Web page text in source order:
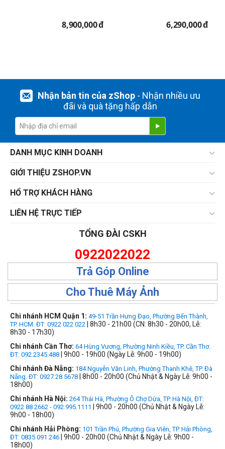
8,900,000đ 6,290,000đ
Nhận bản tin của zShop- Nhận nhiều ưu
đãi và quà tặng hấp dẫn
DANH MỤC KINH DOANH
GIỚI THIỆU ZSHOP.VN
HỔ TRỢ KHÁCH HÀNG
LIÊN HỆ TRỰC TIẾP
TỔNG ĐÀI CSKH
0922022022
Trả Góp Online
Cho Thuê Máy Ảnh
Chi nhánh HCM Quận 1: 49-51 Trần Hưng Đạo, Phường Bến Thành,
TP. HCM. ĐT: 0922 022 022 | 8h30 - 21h00 (CN: 8h30 - 20h00, Lễ:
8h30 - 17h30)
Chi nhánh Cần Thơ: 64 Hùng Vương, Phường Ninh Kiều, TP. Cần Thơ.
ĐT: 092.2345.488 | 9h00 - 19h00 (Ngày Lễ: 9h00 - 19h00)
Chi nhánh Đà Nẵng: 184 Nguyễn Văn Linh, Phường Thanh Khê, TP. Đà
Nẵng. ĐT: 0927 28 5678 | 8h00 - 20h00 (Chủ Nhật & Ngày Lễ: 9h00 -
18h00)
Chi nhánh Hà Nội: 264 Thái Hà, Phường Ô Chợ Dừa, TP. Hà Nội, ĐT:
0922 88 2662 - 092.995.1111
| 9h00 - 20h00 (Chủ Nhật & Ngày Lễ:
9h00 - 18h00)
Chi nhánh Hải Phòng: 101 Trần Phú, Phường Gia Viên, TP. Hải Phòng,
ĐT: 0835 091 246 | 9h00 - 20h00 (Chủ Nhật & Ngày Lễ: 9h00 -
18h00)